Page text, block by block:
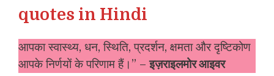
quotes in Hindi
आपका स्वास्थ्य, धन, स्थिति, प्रदर्शन, क्षमता और दृष्टिकोण
आपके निर्णयों के परिणाम हैं।” –इज़राइलमोर आइवर